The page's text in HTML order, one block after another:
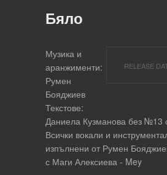
Бяло
RELEASE
Музика и
аранжименти:
Румен
Бояджиев
Текстове:
Даниела Кузманова без №13
Всички вокали и
изпълнени от Румен
с Маги Алексиева - Mey